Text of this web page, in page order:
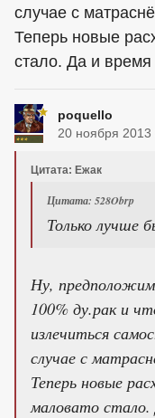
случае с
Теперь новые
стало. Да и время
poquello
20 ноября 2013
Цитата: Ежак
Цитата: 528Obrp
Только лучше
Ну,
100% ду.рак и
излечиться
случае с
Теперь новые
маловато